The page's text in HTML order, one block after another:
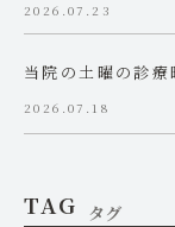
2026.07.23
当院の土曜の診
2026.07.18
TAG タグ